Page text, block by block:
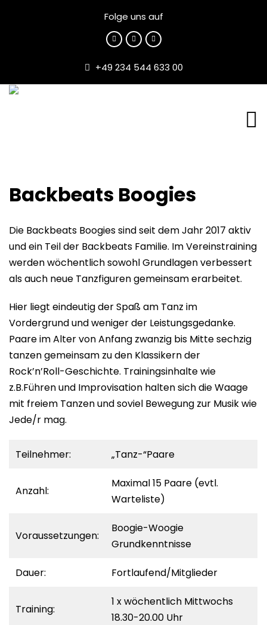
Folge uns auf
+49 234 544 633 00
Backbeats Boogies
Die Backbeats Boogies sind seit dem Jahr 2017 aktiv
und ein Teil der Backbeats Familie. Im Vereinstraining
werden wöchentlich sowohl Grundlagen verbessert
als auch neue Tanzfiguren gemeinsam erarbeitet.
Hier liegt eindeutig der Spaß am Tanz im
Vordergrund und weniger der Leistungsgedanke.
Paare im Alter von Anfang zwanzig bis Mitte sechzig
tanzen gemeinsam zu den Klassikern der
Rock’n’Roll-Geschichte. Trainingsinhalte wie
z.B.Führen und Improvisation halten sich die Waage
mit freiem Tanzen und soviel Bewegung zur Musik wie
Jede/r mag.
Teilnehmer: „Tanz-“Paare
Anzahl:
Maximal 15 Paare (evtl.
Warteliste)
Voraussetzungen:
Boogie-Woogie
Grundkenntnisse
Dauer: Fortlaufend/Mitglieder
Training:
1 x wöchentlich Mittwochs
18.30-20.00 Uhr